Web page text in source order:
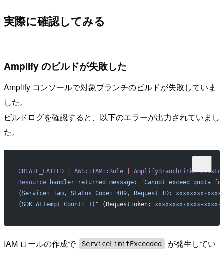
実際に確認してみる
Amplify のビルドが失敗した
Amplify コンソールで対象ブランチのビルドが失敗していま
した。
ビルドログを確認すると、以下のエラーが出力されていまし
た。
CREATE_FAILED | AWS::IAM::Role |
AmplifyBranchLinker/
Resource handler returned message:
"Cannot exceed quota
(Service: Iam, Status Code: 409, Request ID: xxxxxxxx-
(SDK Attempt Count: 1)" (RequestToken: xxxxxxxx-xxxx-xxxx-
IAM ロールの作成で ServiceLimitExceeded
が発生してい